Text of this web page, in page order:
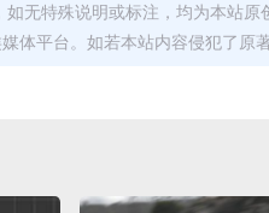
如无特殊说明或标注，均为本站
体平台。如若本站内容侵犯了原